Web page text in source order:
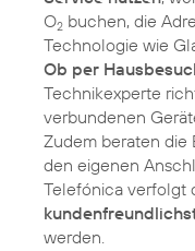
O2 buchen, die
Technologie wie
Ob per
Technikexperte
verbundenen
Zudem beraten die
den eigenen
Telefónica verfolgt
werden.